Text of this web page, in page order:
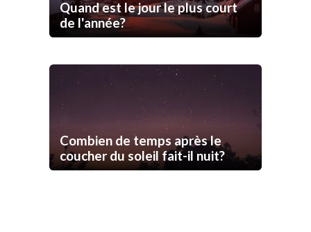
Quand est le jour le plus court
de l'année?
Combien de temps après le
coucher du soleil fait-il nuit?